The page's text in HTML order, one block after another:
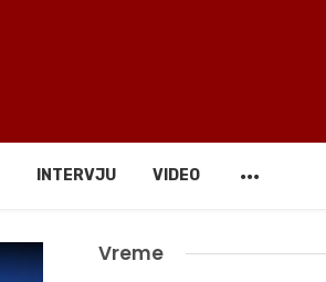
INTERVJU VIDEO
Vreme